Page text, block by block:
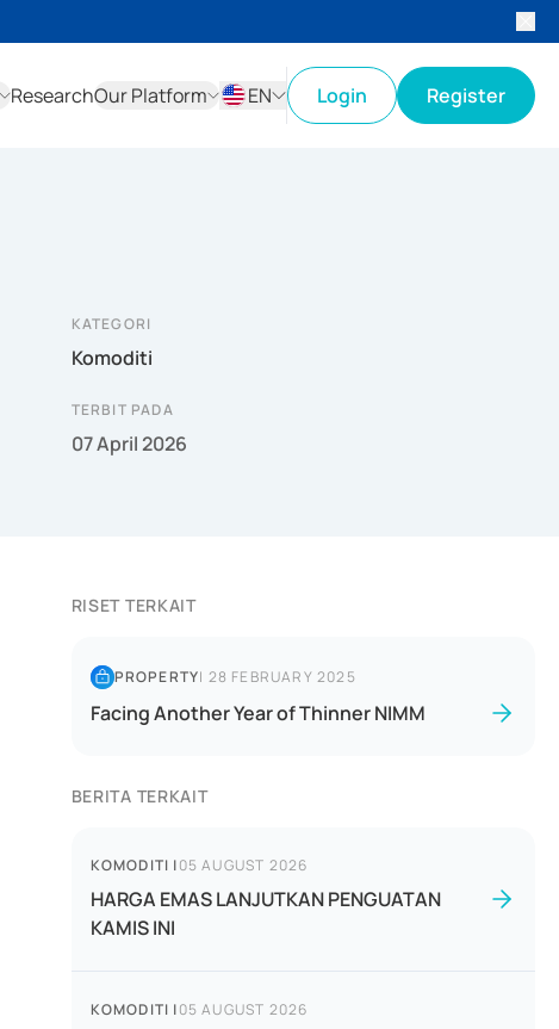
ResearchOur Platform
EN
Login Register
KATEGORI
Komoditi
TERBIT PADA
07 April 2026
RISET TERKAIT
PROPERTY| 28 FEBRUARY 2025
Facing Another Year of Thinner NIMM
BERITA TERKAIT
KOMODITI |05 AUGUST 2026
HARGA EMAS LANJUTKAN PENGUATAN
KAMIS INI
KOMODITI |05 AUGUST 2026